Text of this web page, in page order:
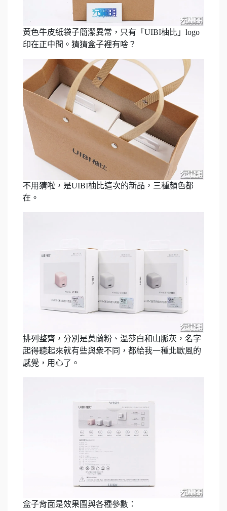
黃色牛皮紙袋子簡潔異常，只有「UIBI柚比」logo
印在正中間。猜猜盒子裡有啥？
不用猜啦，是UIBI柚比這次的新品，三種顏色都
在。
排列整齊，分別是莫蘭粉、溫莎白和山脈灰，名字
起得聽起來就有些與衆不同，都給我一種北歐風的
感覺，用心了。
盒子背面是效果圖與各種參數：